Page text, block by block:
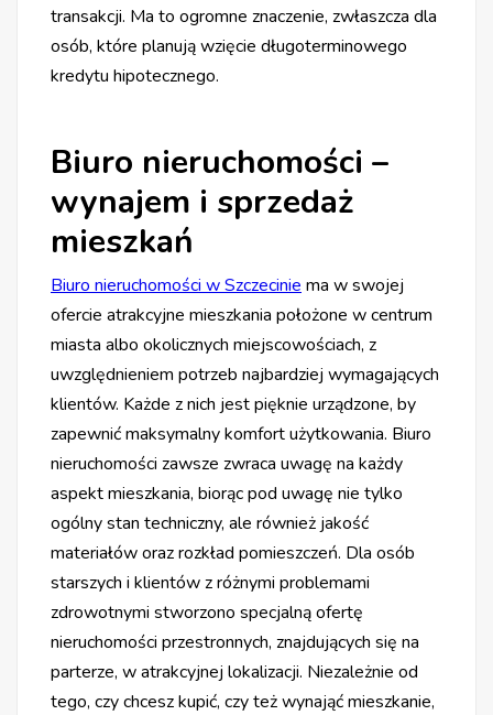
transakcji. Ma to ogromne znaczenie, zwłaszcza dla
osób, które planują wzięcie długoterminowego
kredytu hipotecznego.
Biuro nieruchomości –
wynajem i sprzedaż
mieszkań
Biuro nieruchomości w Szczecinie ma w swojej
ofercie atrakcyjne mieszkania położone w centrum
miasta albo okolicznych miejscowościach, z
uwzględnieniem potrzeb najbardziej wymagających
klientów. Każde z nich jest pięknie urządzone, by
zapewnić maksymalny komfort użytkowania. Biuro
nieruchomości zawsze zwraca uwagę na każdy
aspekt mieszkania, biorąc pod uwagę nie tylko
ogólny stan techniczny, ale również jakość
materiałów oraz rozkład pomieszczeń. Dla osób
starszych i klientów z różnymi problemami
zdrowotnymi stworzono specjalną ofertę
nieruchomości przestronnych, znajdujących się na
parterze, w atrakcyjnej lokalizacji. Niezależnie od
tego, czy chcesz kupić, czy też wynająć mieszkanie,